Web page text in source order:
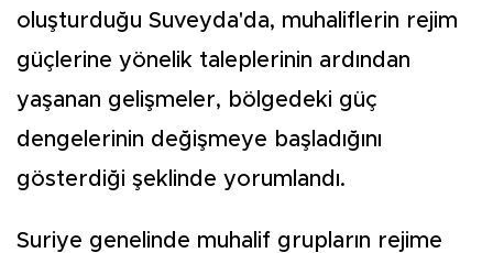
oluşturduğu Suveyda'da, muhaliflerin rejim
güçlerine yönelik taleplerinin ardından
yaşanan gelişmeler, bölgedeki güç
dengelerinin değişmeye başladığını
gösterdiği şeklinde yorumlandı.
Suriye genelinde muhalif grupların rejime